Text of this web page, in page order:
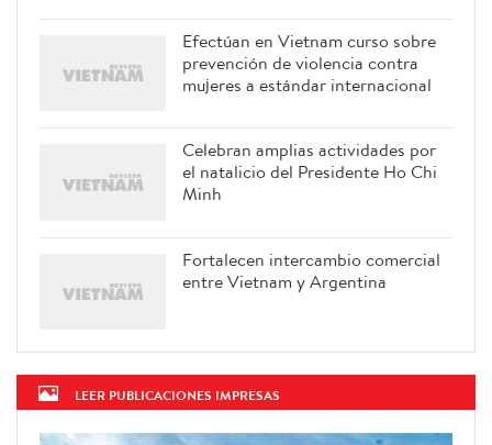
Efectúan en Vietnam curso sobre
prevención de violencia contra
mujeres a estándar internacional
Celebran amplias actividades por
el natalicio del Presidente Ho Chi
Minh
Fortalecen intercambio comercial
entre Vietnam y Argentina
LEER PUBLICACIONES IMPRESAS